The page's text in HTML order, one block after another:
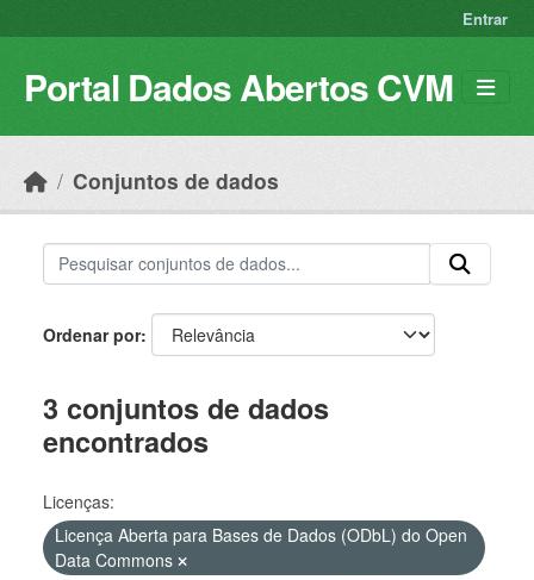
Entrar
Portal Dados Abertos CVM
Conjuntos de dados
Ordenar por
3 conjuntos de dados
encontrados
Licenças:
Licença Aberta para Bases de Dados (ODbL) do Open
Data Commons